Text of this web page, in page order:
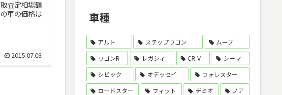
査定相場額
車の価格は
2015.07.03
車種
アルト ステップワゴン
ムーブ
ワゴンR
レガシィ CR-V
シーマ
シビック
オデッセイ
フォレスター
ロードスター
フィット デミオ
ノア